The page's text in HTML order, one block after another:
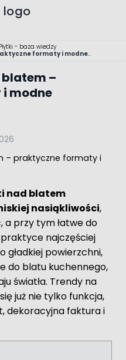
- baza wiedzy
formaty i modne
blatem –
modne
nad blatem
nasiąkliwości,
a przy tym łatwe do
najczęściej
o gładkiej powierzchni,
do blatu kuchennego,
światła. Trendy na
już nie tylko funkcja,
dekoracyjna faktura i